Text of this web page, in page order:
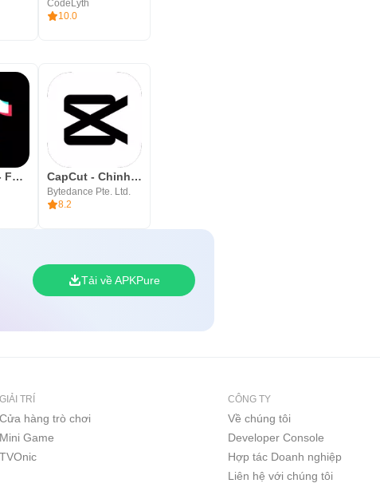
CodeLyth
10.0
TikTok Lite - Faster TikTok CapCut - Chỉnh sửa video
Bytedance Pte. Ltd.
8.2
Tải về APKPure
GIẢI TRÍ
Cửa hàng trò chơi
Mini Game
TVOnic
CÔNG TY
Về chúng tôi
Developer Console
Hợp tác Doanh nghiệp
Liên hệ với chúng tôi